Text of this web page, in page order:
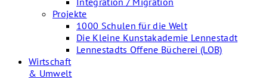
Projekte
1000 Schulen für die Welt
Die Kleine Kunstakademie Lennestadt
Lennestadts Offene Bücherei (LOB)
Wirtschaft
& Umwelt